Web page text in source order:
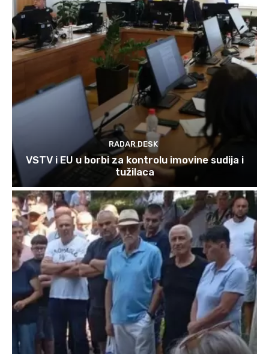
RADAR DESK
VSTV i EU u borbi za kontrolu imovine sudija i
tužilaca